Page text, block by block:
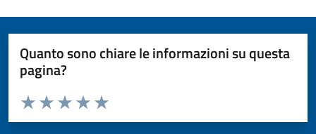
Quanto sono chiare le informazioni su questa
pagina?
Valuta da 1 a 5 stelle la pagina
Valuta 5 stelle su 5
Valuta 4 stelle su 5
Valuta 3 stelle su 5
Valuta 2 stelle su 5
Valuta 1 stelle su 5